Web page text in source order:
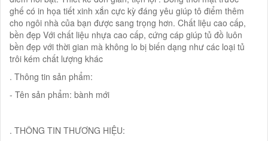
ghế có in họa tiết xinh xắn cực kỳ đáng yêu giúp tô điểm thêm
cho ngôi nhà của bạn được sang trọng hơn. Chất liệu cao cấp,
bền đẹp Với chất liệu nhựa cao cấp, cứng cáp giúp tủ đồ luôn
bền đẹp với thời gian mà không lo bị biến dạng như các loại tủ
trôi kém chất lượng khác
. Thông tin sản phẩm:
- Tên sản phẩm: bành mới
. THÔNG TIN THƯƠNG HIỆU: